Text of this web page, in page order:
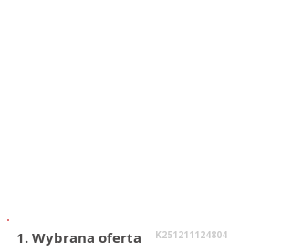
1. Wybrana oferta K251211124804